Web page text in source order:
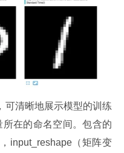
可清晰地展示模型的训练
在的命名空间。包含的
input_reshape（矩阵变